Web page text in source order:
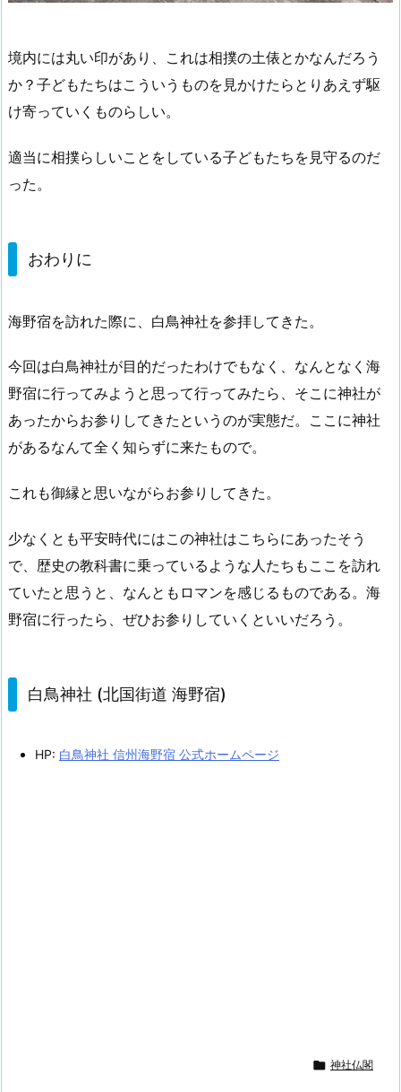
境内には丸い印があり、これは相撲の土俵とかなんだろう
か？子どもたちはこういうものを見かけたらとりあえず駆
け寄っていくものらしい。
適当に相撲らしいことをしている子どもたちを見守るのだ
った。
おわりに
海野宿を訪れた際に、白鳥神社を参拝してきた。
今回は白鳥神社が目的だったわけでもなく、なんとなく海
野宿に行ってみようと思って行ってみたら、そこに神社が
あったからお参りしてきたというのが実態だ。ここに神社
があるなんて全く知らずに来たもので。
これも御縁と思いながらお参りしてきた。
少なくとも平安時代にはこの神社はこちらにあったそう
で、歴史の教科書に乗っているような人たちもここを訪れ
ていたと思うと、なんともロマンを感じるものである。海
野宿に行ったら、ぜひお参りしていくといいだろう。
白鳥神社 (北国街道 海野宿)
HP: 白鳥神社 信州海野宿 公式ホームページ
 神社仏閣